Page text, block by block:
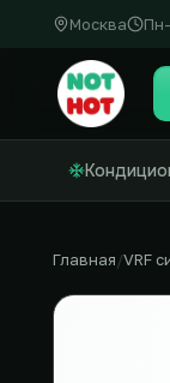
Москва
Главная VRF